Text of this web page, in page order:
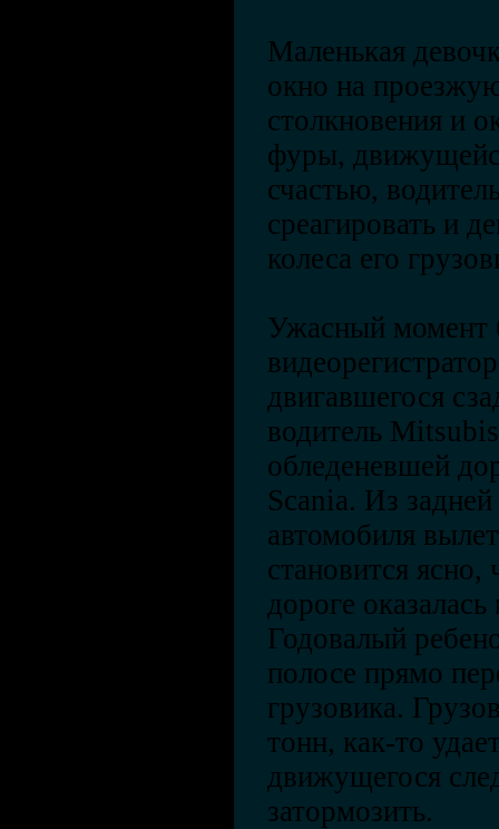
Маленькая
окно на
столкновения и
фуры,
счастью,
среагировать и
колеса его
Ужасный момент
двигавшегося
водитель
обледеневшей
Scania. Из
автомобиля
становится
дороге
Годовалый
полосе прямо
грузовика.
тонн, как-то
движущегося
затормозить.